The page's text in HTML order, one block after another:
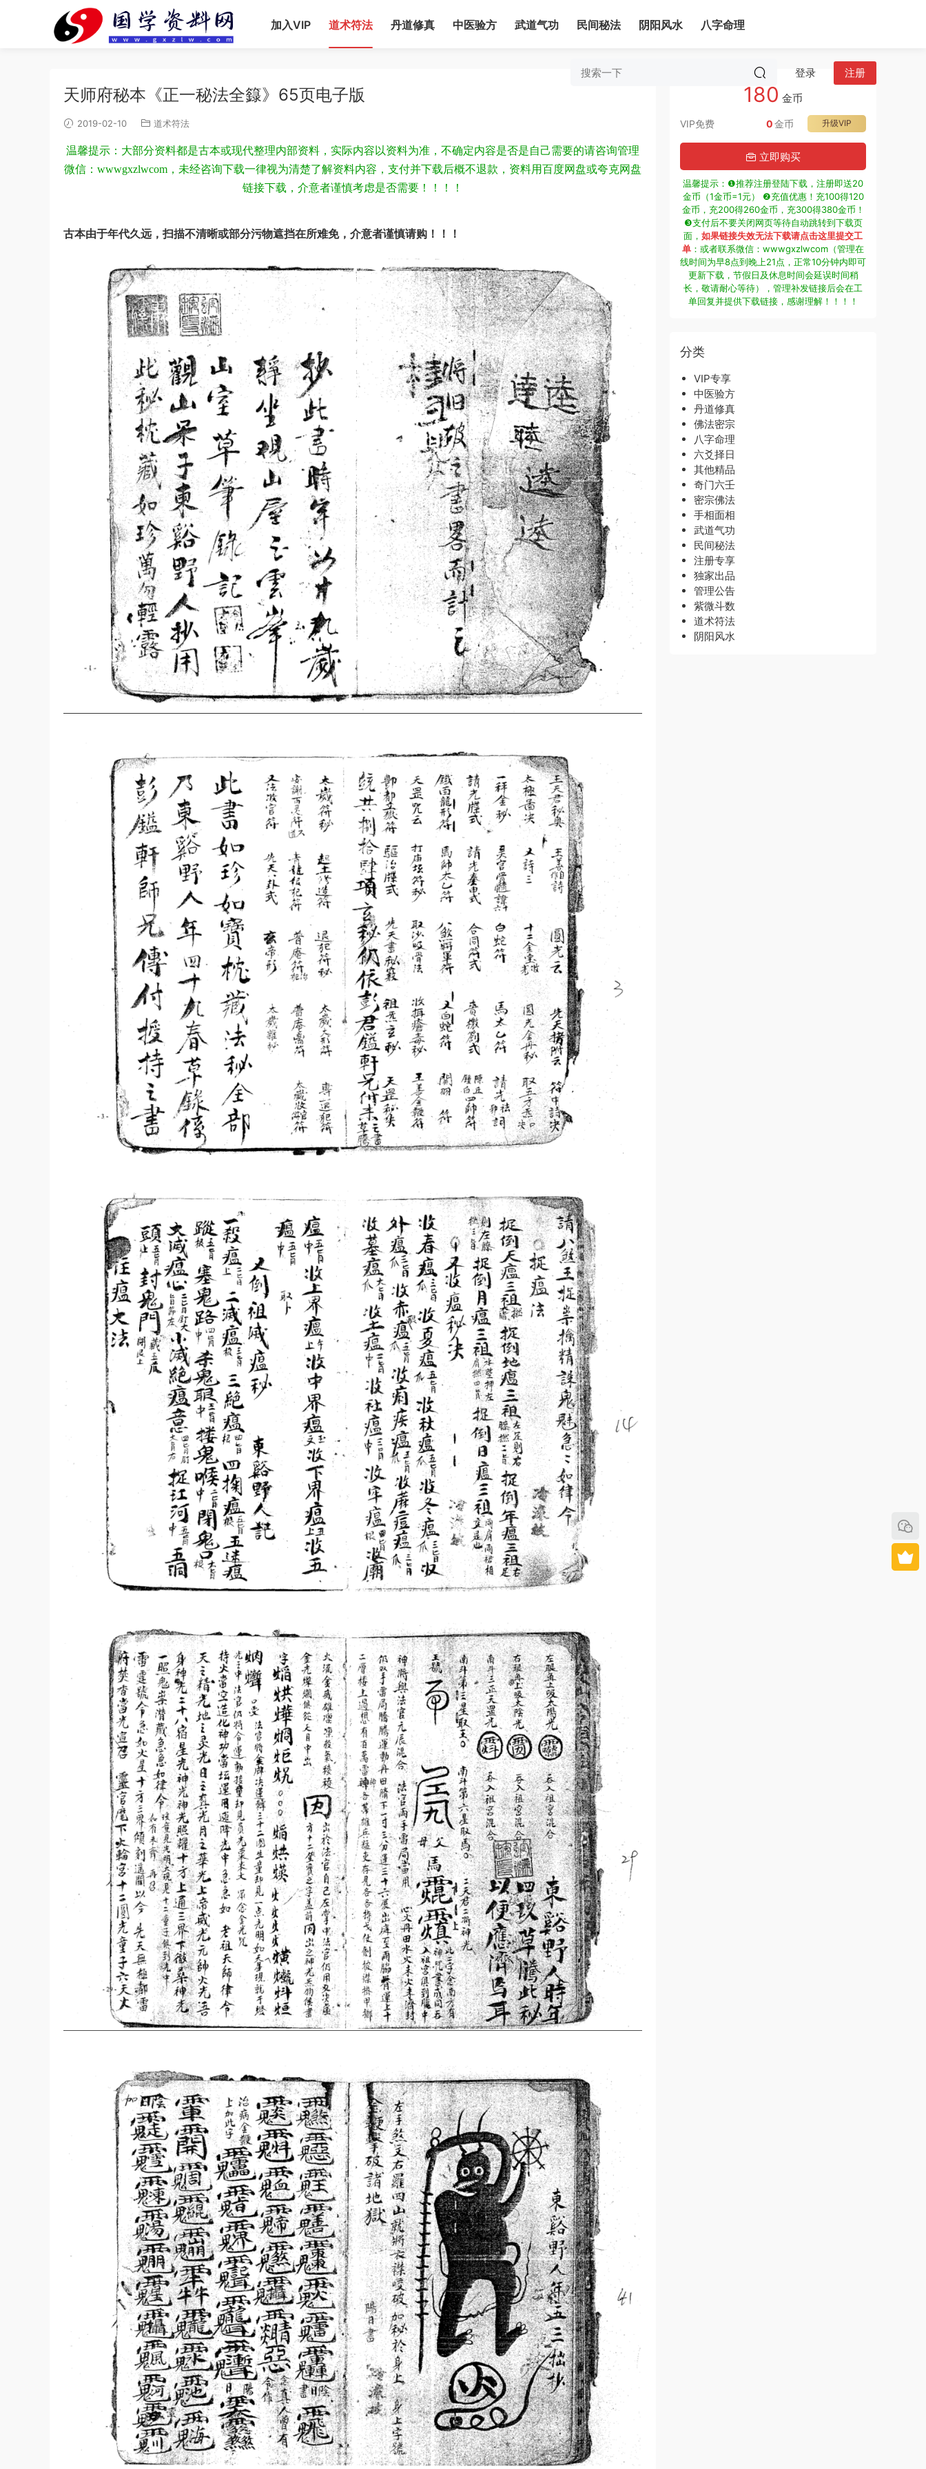
加入VIP 道术符法 丹道修真 中医验方 武道气功 民间秘法 阴阳风水 八字命理
登录 注册
天师府秘本《正一秘法全籙》65页电子版
2019-02-10 道术符法
温馨提示：大部分资料都是古本或现代整理内部资料，实际内容以资料为准，不确定内容是否是自己需要的请咨询管理
微信：wwwgxzlwcom，未经咨询下载一律视为清楚了解资料内容，支付并下载后概不退款，资料用百度网盘或夸克网盘
链接下载，介意者谨慎考虑是否需要！！！！
古本由于年代久远，扫描不清晰或部分污物遮挡在所难免，介意者谨慎请购！！！
180 金币
VIP免费 升级VIP
0金币
立即购买
温馨提示：❶推荐注册登陆下载，注册即送20
金币（1金币=1元） ❷充值优惠！充100得120
金币，充200得260金币，充300得380金币！
❸支付后不要关闭网页等待自动跳转到下载页
面， 如果链接失效无法下载请点击这里提交工
单 ：或者联系微信：wwwgxzlwcom（管理在
线时间为早8点到晚上21点，正常10分钟内即可
更新下载，节假日及休息时间会延误时间稍
长，敬请耐心等待），管理补发链接后会在工
单回复并提供下载链接，感谢理解！！！！
分类
VIP专享
中医验方
丹道修真
佛法密宗
八字命理
六爻择日
其他精品
奇门六壬
密宗佛法
手相面相
武道气功
民间秘法
注册专享
独家出品
管理公告
紫微斗数
道术符法
阴阳风水